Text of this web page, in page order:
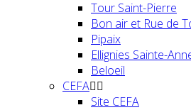
Tour Saint-Pierre
Bon air et Rue de
Pipaix
Ellignies Sainte-
Beloeil
CEFA
Site CEFA